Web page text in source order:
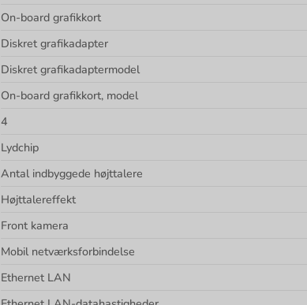
On-board grafikkort
Diskret grafikadapter
Diskret grafikadaptermodel
On-board grafikkort, model
4
Lydchip
Antal indbyggede højttalere
Højttalereffekt
Front kamera
Mobil netværksforbindelse
Ethernet LAN